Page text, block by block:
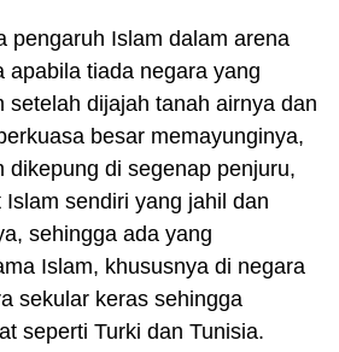
pengaruh Islam dalam arena
apabila tiada negara yang
setelah dijajah tanah airnya dan
besar memayunginya,
dikepung di segenap penjuru,
sendiri yang jahil dan
sehingga ada yang
Islam, khususnya di negara
sekular keras sehingga
seperti Turki dan Tunisia.